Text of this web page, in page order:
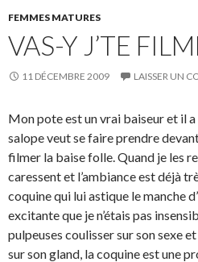
FEMMES MATURES
VAS-Y J’TE
11 DÉCEMBRE 2009 LAISSER UN
Mon pote est un vrai baiseur et il
salope veut se faire prendre
filmer la baise folle. Quand je les
caressent et l’ambiance est déjà
coquine qui lui astique le manche
excitante que je n’étais pas
pulpeuses coulisser sur son sexe
sur son gland, la coquine est une